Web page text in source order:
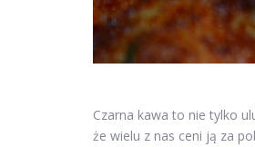
Czarna kawa to nie tylko
że wielu z nas ceni ją za